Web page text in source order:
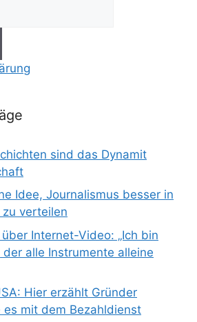
sind das Dynamit
Idee, Journalismus besser in
verteilen
Internet-Video: „Ich bin
alle Instrumente alleine
Hier erzählt Gründer
es mit dem Bezahldienst